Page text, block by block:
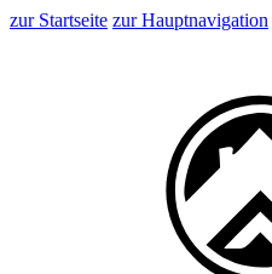
zur Startseite zur Hauptnavigation